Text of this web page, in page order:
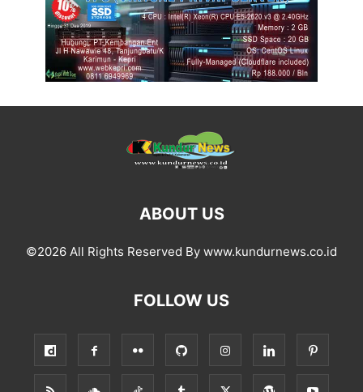
ABOUT US
©2026 All Rights Reserved By www.kundurnews.co.id
FOLLOW US